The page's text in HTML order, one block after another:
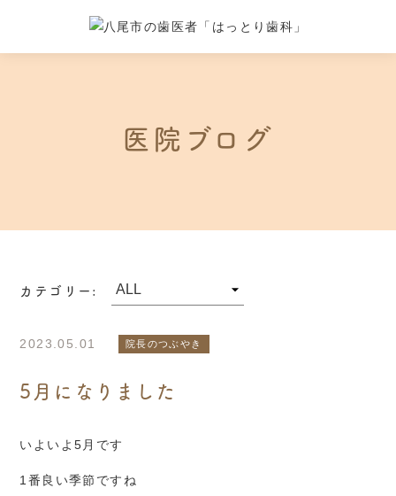
医院ブログ
カテゴリー:
2023.05.01 院長のつぶやき
5月になりました
いよいよ5月です
1番良い季節ですね